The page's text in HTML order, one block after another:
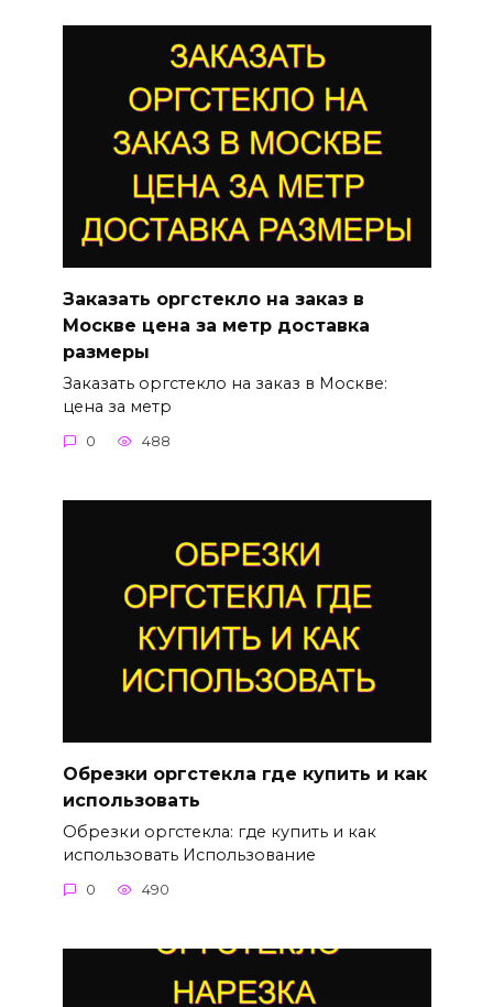
Заказать оргстекло на заказ в
Москве цена за метр доставка
размеры
Заказать оргстекло на заказ в Москве:
цена за метр
0 488
Обрезки оргстекла где купить и как
использовать
Обрезки оргстекла: где купить и как
использовать Использование
0 490